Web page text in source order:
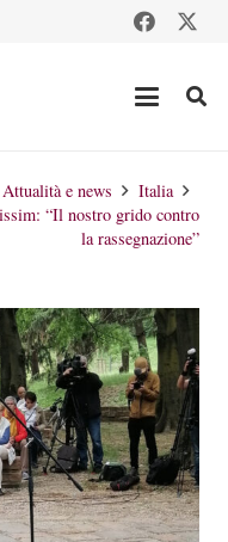
Attualità e news
Italia
“Il nostro grido contro
la rassegnazione”